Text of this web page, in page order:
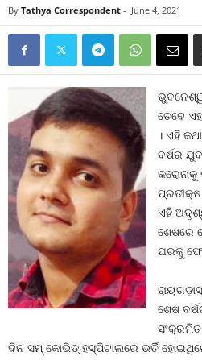
By Tathya Correspondent - June 4, 2021
ତେବେ
। ଏହି
ବର୍ଷର
ପ୍ରତୀକ୍ଷ
ଏହି
ଶେଷରେ
ଘରକୁ
ଶେଷ
ଦିନ ସମ୍ କୋଭିଡ୍ ହସ୍ପିଟାଲରେ ଭର୍ତି